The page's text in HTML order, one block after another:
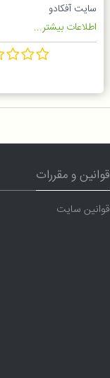
سایت آفکادو
اطلاعات بیشتر...
قوانین و مقررات
قوانین سایت